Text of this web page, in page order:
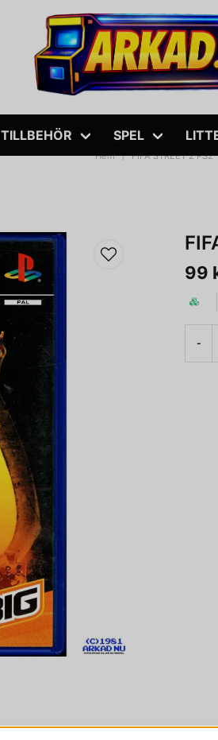
TILLBEHÖR SPEL
Hem FIFA STREET 2 PS2
99
-